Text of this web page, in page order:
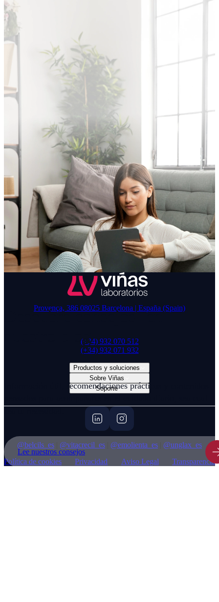
Descubre consejos en
nuestro blog
Información útil, recomendaciones prácticas y contenidos
Lee nuestros consejos
Provença, 386 08025 Barcelona | España (Spain)
(+34) 932 070 512
(+34) 932 071 932
Productos y soluciones
Sobre Viñas
Soporte
@belcils_es @vitacrecil_es @emolienta_es
@unglax_es
Política de cookies
Privacidad Aviso Legal Transparencia